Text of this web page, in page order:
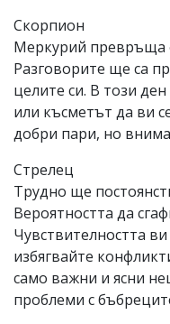
Скорпион
Меркурий превръща
Разговорите ще са
целите си. В този
или късметът да ви
добри пари, но
Стрелец
Трудно ще
Вероятността да
Чувствителността
избягвайте
само важни и ясни
проблеми с